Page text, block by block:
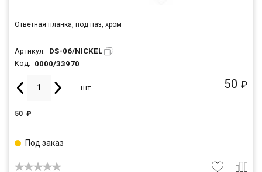
Ответная планка, под паз, хром
Артикул: DS-06/NICKEL
Код: 0000/33970
50 ₽
шт
50 ₽
Под заказ